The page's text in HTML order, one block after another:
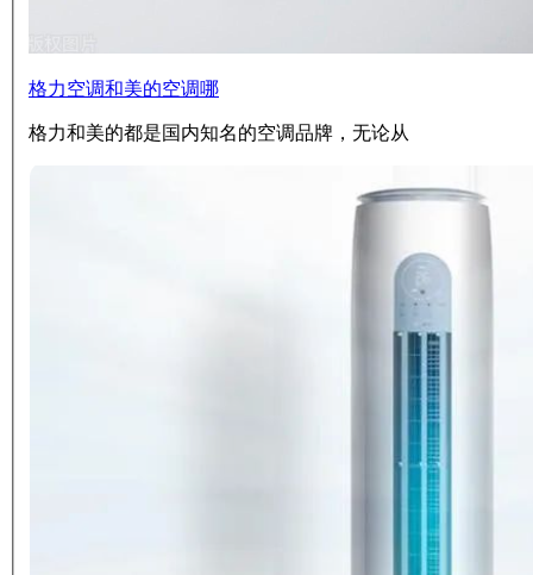
格力空调和美的空调哪
格力和美的都是国内知名的空调品牌，无论从